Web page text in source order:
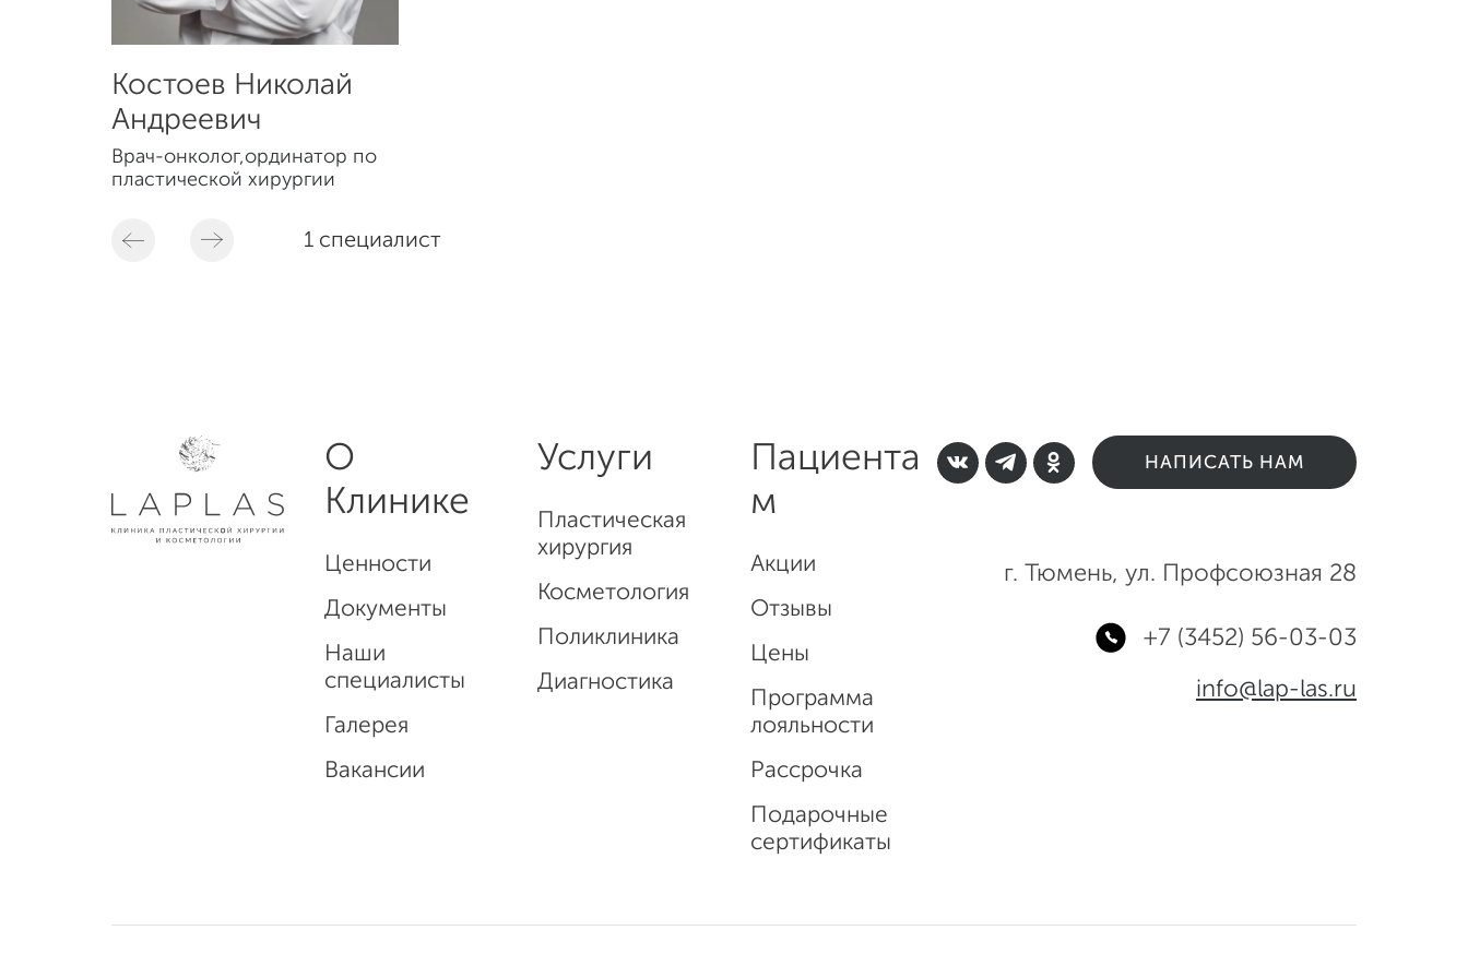
Костоев Николай
Андреевич
Врач-онколог,ординатор по
пластической хирургии
1 специалист
О
Клинике
Ценности
Документы
Наши
специалисты
Галерея
Вакансии
Услуги
Пластическая
хирургия
Косметология
Поликлиника
Диагностика
Пациента
м
Акции
Отзывы
Цены
Программа
лояльности
Рассрочка
Подарочные
сертификаты
НАПИСАТЬ НАМ
г. Тюмень, ул. Профсоюзная 28
+7 (3452) 56-03-03
info@lap-las.ru